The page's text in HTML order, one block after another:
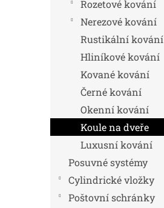
Rozetové kování
Nerezové kování
Rustikální kování
Hliníkové kování
Kované kování
Černé kování
Okenní kování
Koule na dveře
Luxusní kování
Posuvné systémy
Cylindrické vložky
Poštovní schránky